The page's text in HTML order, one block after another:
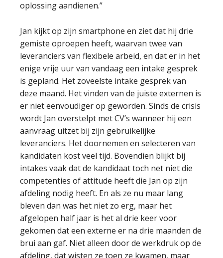
oplossing aandienen.”
Jan kijkt op zijn smartphone en ziet dat hij drie
gemiste oproepen heeft, waarvan twee van
leveranciers van flexibele arbeid, en dat er in het
enige vrije uur van vandaag een intake gesprek
is gepland. Het zoveelste intake gesprek van
deze maand. Het vinden van de juiste externen is
er niet eenvoudiger op geworden. Sinds de crisis
wordt Jan overstelpt met CV’s wanneer hij een
aanvraag uitzet bij zijn gebruikelijke
leveranciers. Het doornemen en selecteren van
kandidaten kost veel tijd. Bovendien blijkt bij
intakes vaak dat de kandidaat toch net niet die
competenties of attitude heeft die Jan op zijn
afdeling nodig heeft. En als ze nu maar lang
bleven dan was het niet zo erg, maar het
afgelopen half jaar is het al drie keer voor
gekomen dat een externe er na drie maanden de
brui aan gaf. Niet alleen door de werkdruk op de
afdeling, dat wisten ze toen ze kwamen, maar